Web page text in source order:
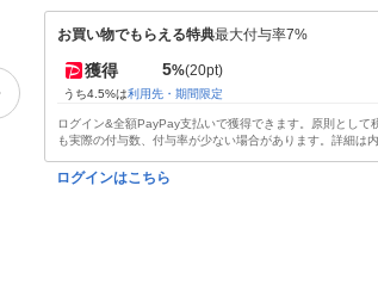
お買い物でもらえる特典最大付与率7%
獲得 5%(20pt)
うち4.5%は利用先・期間限定
ログイン&全額PayPay支払いで獲得できます。原則として
も実際の付与数、付与率が少ない場合があります。詳細は
ログインはこちら